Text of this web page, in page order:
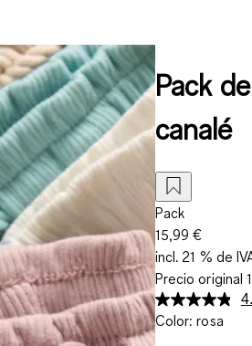
Pack
canalé
Pack
15,99 €
incl. 21 % de
Precio original
Color: rosa